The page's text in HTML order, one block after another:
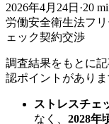
2026年4月24日 ·20
労働安全衛生法フ
ェック契約交渉
調査結果をもとに
認ポイントがありま
ストレスチェ
なく、 2028年